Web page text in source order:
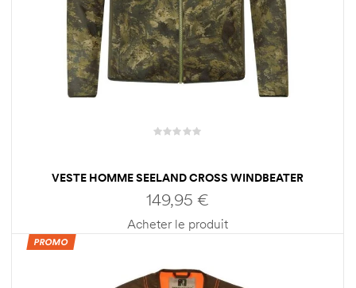
VESTE HOMME SEELAND CROSS WINDBEATER
149,95 €
Acheter le produit
PROMO